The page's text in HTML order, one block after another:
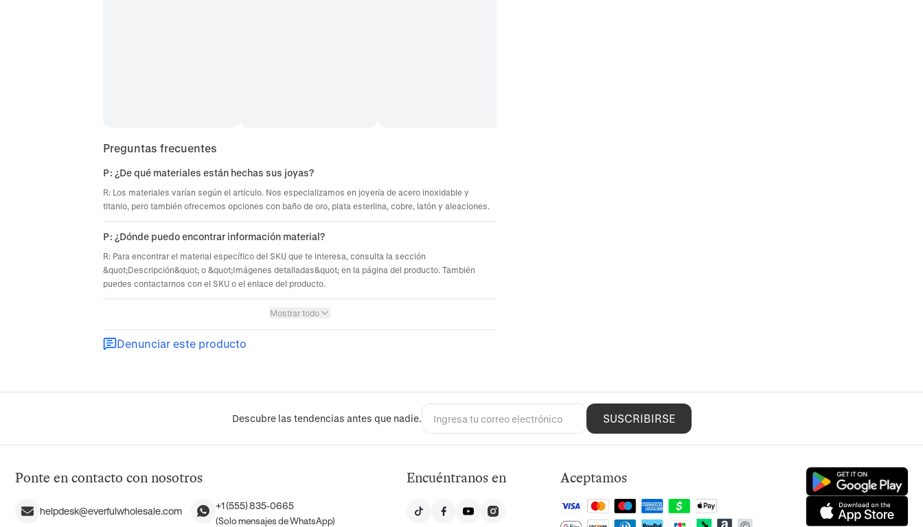
Preguntas frecuentes
P: ¿De qué materiales están hechas sus joyas?
R: Los materiales varían según el artículo. Nos especializamos en joyería de acero inoxidable y
titanio, pero también ofrecemos opciones con baño de oro, plata esterlina, cobre, latón y aleaciones.
P: ¿Dónde puedo encontrar información material?
R: Para encontrar el material específico del SKU que te interesa, consulta la sección
&quot;Descripción&quot; o &quot;Imágenes detalladas&quot; en la página del producto. También
puedes contactarnos con el SKU o el enlace del producto.
Mostrar todo
Denunciar este producto
Descubre las tendencias antes que nadie. SUSCRIBIRSE
Ponte en contacto con nosotros
helpdesk@everfulwholesale.com +1 (555) 835-0665
(Solo mensajes de WhatsApp)
Encuéntranos en Aceptamos